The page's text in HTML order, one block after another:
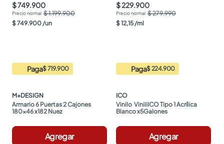
$ 749.900
$ 1.199.900
$749.900/un
Paga$ 719.900
M+DESIGN
Armario 6 Puertas 2 Cajones
180x46 x182 Nuez
Agregar
$ 229.900
$ 279.990
$12,15/ml
Paga$ 224.900
ICO
Vinilo  ViniliICO Tipo 1 Acrílica
Blanco x5Galones
Agregar